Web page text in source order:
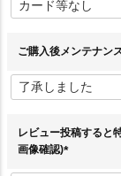
必
須
ご購入後メンテナン
レビュー投稿すると
画像確認)